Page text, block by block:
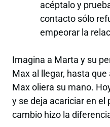
acéptalo y
contacto sólo
empeorar la
Imagina a Marta y su
Max al llegar, hasta
Max oliera su mano.
y se deja acariciar en el
cambio hizo la